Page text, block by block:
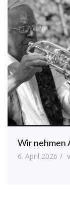
Wir nehmen
6. April 2026